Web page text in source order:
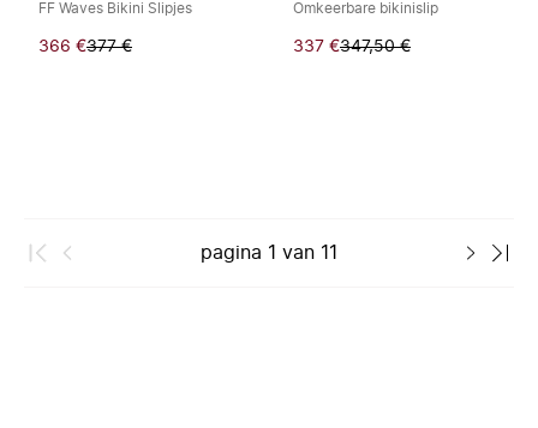
FF Waves Bikini Slipjes
366 €377 €
Omkeerbare bikinislip
337 €347,50 €
pagina 1 van 11